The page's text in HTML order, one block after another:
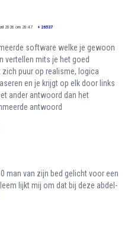
2026 om 20:47 + 26537
software welke je gewoon
vertellen mits je het goed
zich puur op realisme, logica
en je krijgt op elk door links
ander antwoord dan het
antwoord
man van zijn bed gelicht voor een
lijkt mij om dat bij deze abdel-